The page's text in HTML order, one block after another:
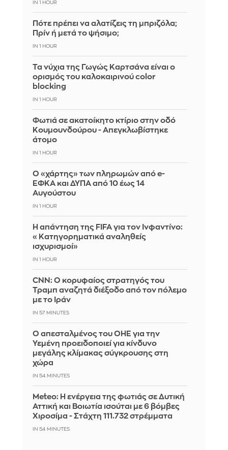
IN 1 HOUR
Πότε πρέπει να αλατίζεις τη μπριζόλα;
Πρίν ή μετά το ψήσιμο;
IN 1 HOUR
Τα νύχια της Γωγώς Καρτσάνα είναι ο
ορισμός του καλοκαιρινού color
blocking
IN 1 HOUR
Φωτιά σε ακατοίκητο κτίριο στην οδό
Κουμουνδούρου - Απεγκλωβίστηκε
άτομο
IN 1 HOUR
Ο «χάρτης» των πληρωμών από e-
ΕΦΚΑ και ΔΥΠΑ από 10 έως 14
Αυγούστου
IN 1 HOUR
Η απάντηση της FIFA για τον Ινφαντίνο:
«Κατηγορηματικά αναληθείς
ισχυρισμοί»
IN 1 HOUR
CNN: Ο κορυφαίος στρατηγός του
Τραμπ αναζητά διέξοδο από τον πόλεμο
με το Ιράν
IN 57 MINUTES
Ο απεσταλμένος του ΟΗΕ για την
Υεμένη προειδοποιεί για κίνδυνο
μεγάλης κλίμακας σύγκρουσης στη
χώρα
IN 54 MINUTES
Meteo: Η ενέργεια της φωτιάς σε Δυτική
Αττική και Βοιωτία ισούται με 6 βόμβες
Χιροσίμα - Στάχτη 111.732 στρέμματα
IN 54 MINUTES